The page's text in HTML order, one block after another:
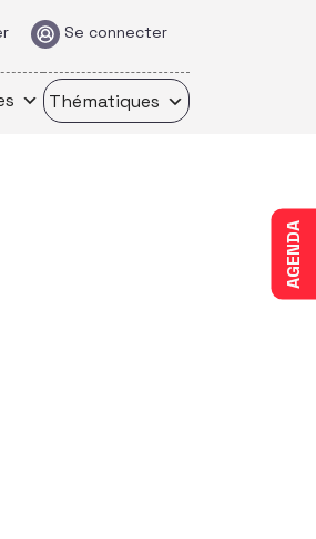
Se connecter
Thématiques
AGENDA